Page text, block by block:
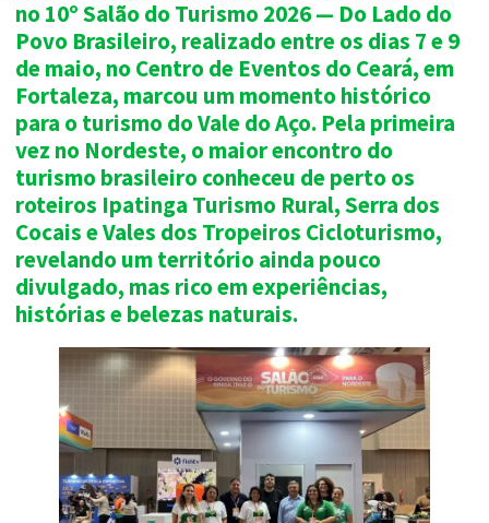
no 10º Salão do Turismo 2026 — Do Lado do
Povo Brasileiro, realizado entre os dias 7 e 9
de maio, no Centro de Eventos do Ceará, em
Fortaleza, marcou um momento histórico
para o turismo do Vale do Aço. Pela primeira
vez no Nordeste, o maior encontro do
turismo brasileiro conheceu de perto os
roteiros Ipatinga Turismo Rural, Serra dos
Cocais e Vales dos Tropeiros Cicloturismo,
revelando um território ainda pouco
divulgado, mas rico em experiências,
histórias e belezas naturais.